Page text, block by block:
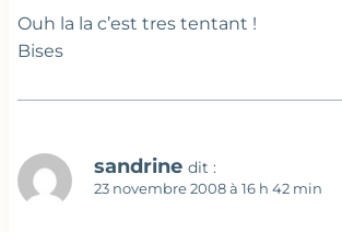
Ouh la la c’est tres tentant !
Bises
sandrine dit :
23 novembre 2008 à 16 h 42 min